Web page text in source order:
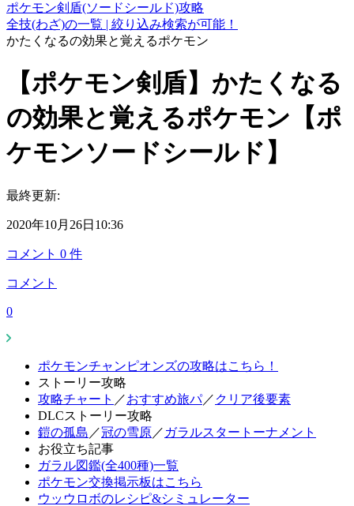
ポケモン剣盾(ソードシールド)攻略
全技(わざ)の一覧 | 絞り込み検索が可能！
かたくなるの効果と覚えるポケモン
【ポケモン剣盾】かたくなる
の効果と覚えるポケモン【ポ
ケモンソードシールド】
最終更新:
2020年10月26日10:36
コメント 0 件
コメント
0
ポケモンチャンピオンズの攻略はこちら！
ストーリー攻略
攻略チャート ／おすすめ旅パ／ クリア後要素
DLCストーリー攻略
鎧の孤島 ／冠の雪原／ ガラルスタートーナメント
お役立ち記事
ガラル図鑑(全400種)一覧
ポケモン交換掲示板はこちら
ウッウロボのレシピ&シミュレーター